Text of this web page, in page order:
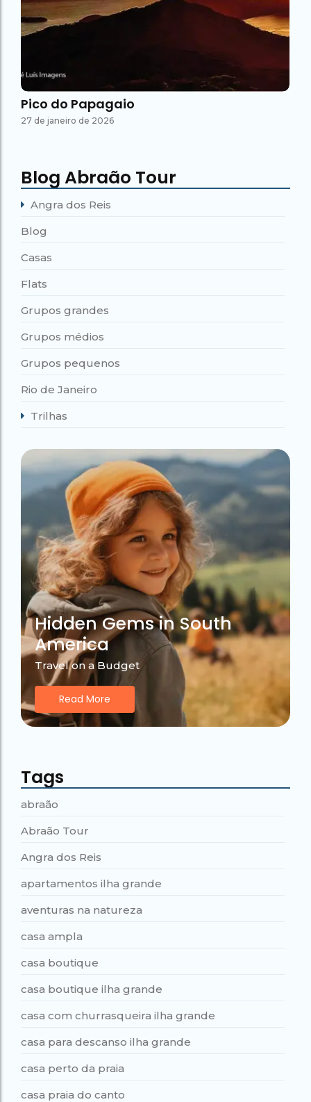
Pico do Papagaio
27 de janeiro de 2026
Blog Abraão Tour
Angra dos Reis
Blog
Casas
Flats
Grupos grandes
Grupos médios
Grupos pequenos
Rio de Janeiro
Trilhas
Hidden Gems in South
America
Travel on a Budget
Read More
Tags
abraão
Abraão Tour
Angra dos Reis
apartamentos ilha grande
aventuras na natureza
casa ampla
casa boutique
casa boutique ilha grande
casa com churrasqueira ilha grande
casa para descanso ilha grande
casa perto da praia
casa praia do canto